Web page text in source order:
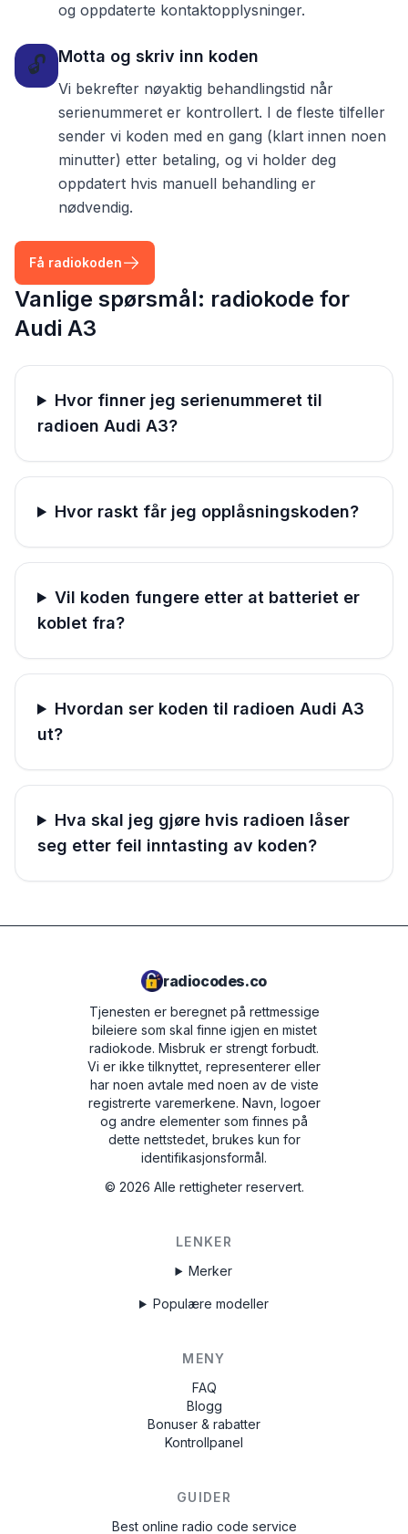
og oppdaterte kontaktopplysninger.
🔓 Motta og skriv inn koden
Vi bekrefter nøyaktig behandlingstid når
serienummeret er kontrollert. I de fleste tilfeller
sender vi koden med en gang (klart innen noen
minutter) etter betaling, og vi holder deg
oppdatert hvis manuell behandling er
nødvendig.
Få radiokoden
Vanlige spørsmål: radiokode for
Audi A3
Hvor finner jeg serienummeret til
radioen Audi A3?
Hvor raskt får jeg opplåsningskoden?
Vil koden fungere etter at batteriet er
koblet fra?
Hvordan ser koden til radioen Audi A3
ut?
Hva skal jeg gjøre hvis radioen låser
seg etter feil inntasting av koden?
radiocodes.co
Tjenesten er beregnet på rettmessige
bileiere som skal finne igjen en mistet
radiokode. Misbruk er strengt forbudt.
Vi er ikke tilknyttet, representerer eller
har noen avtale med noen av de viste
registrerte varemerkene. Navn, logoer
og andre elementer som finnes på
dette nettstedet, brukes kun for
identifikasjonsformål.
© 2026 Alle rettigheter reservert.
LENKER
Merker
Populære modeller
MENY
FAQ
Blogg
Bonuser & rabatter
Kontrollpanel
GUIDER
Best online radio code service